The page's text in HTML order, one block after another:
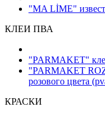
"MA LİME"
КЛЕИ ПВА
"PARMAKET"
"PARMAKET
розового цвета
КРАСКИ